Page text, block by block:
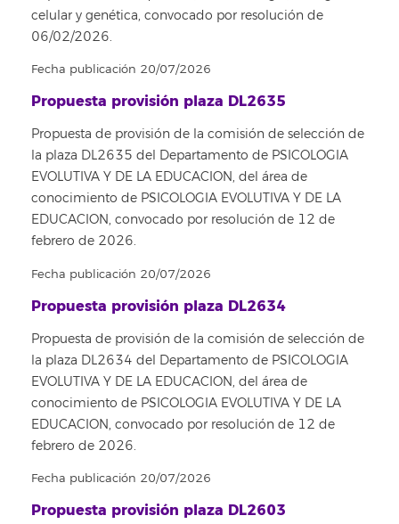
celular y genética, convocado por resolución de
06/02/2026.
Fecha publicación 20/07/2026
Propuesta provisión plaza DL2635
Propuesta de provisión de la comisión de selección de
la plaza DL2635 del Departamento de PSICOLOGIA
EVOLUTIVA Y DE LA EDUCACION, del área de
conocimiento de PSICOLOGIA EVOLUTIVA Y DE LA
EDUCACION, convocado por resolución de 12 de
febrero de 2026.
Fecha publicación 20/07/2026
Propuesta provisión plaza DL2634
Propuesta de provisión de la comisión de selección de
la plaza DL2634 del Departamento de PSICOLOGIA
EVOLUTIVA Y DE LA EDUCACION, del área de
conocimiento de PSICOLOGIA EVOLUTIVA Y DE LA
EDUCACION, convocado por resolución de 12 de
febrero de 2026.
Fecha publicación 20/07/2026
Propuesta provisión plaza DL2603